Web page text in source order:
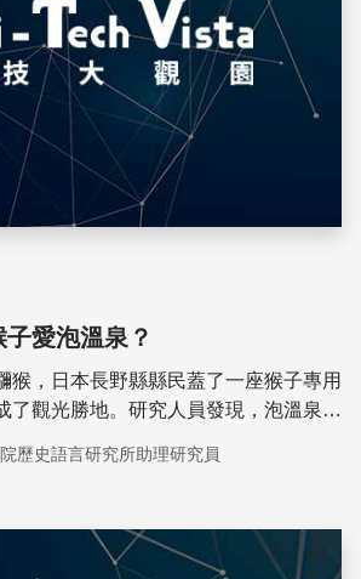
愛泡溫泉？
猴，日本長野縣縣民蓋了一座猴子專用
了觀光勝地。研究人員發現，泡溫泉可
時間也更長。
歷史語言研究所助理研究員
儲存